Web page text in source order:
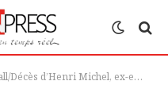
Michel, ex-entraîneur des Eléphants de Côte d’Ivoire de 2004 à 2006